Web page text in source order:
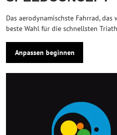
Das aerodynamischste Fahrrad,
beste Wahl für die schnellsten
Anpassen beginnen